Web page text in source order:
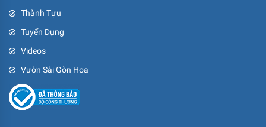
Thành Tựu
Tuyển Dụng
Videos
Vườn Sài Gòn Hoa